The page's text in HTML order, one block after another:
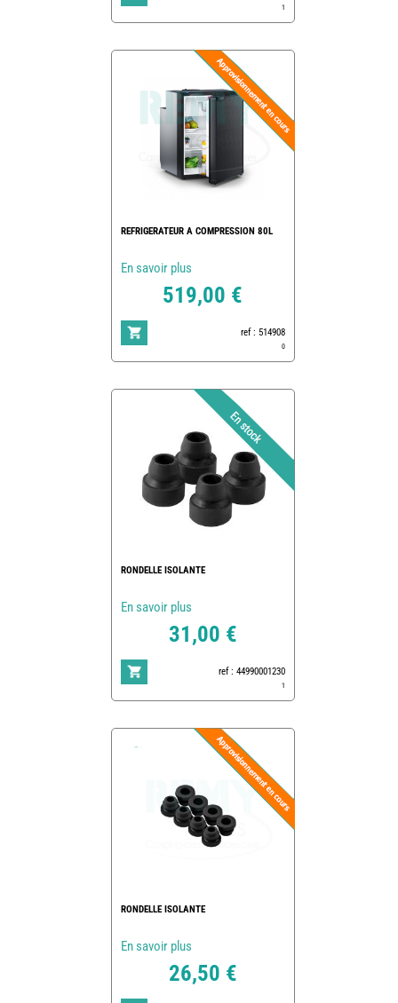
1
REFRIGERATEUR A COMPRESSION 80L
En savoir plus
519,00 €
ref : 514908
0
RONDELLE ISOLANTE
En savoir plus
31,00 €
ref : 44990001230
1
RONDELLE ISOLANTE
En savoir plus
26,50 €